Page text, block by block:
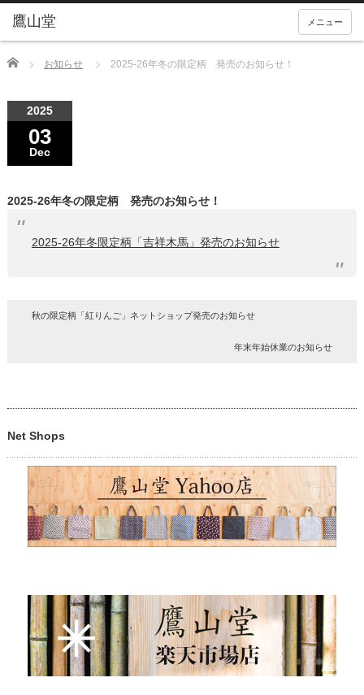
メニュー
Home お知らせ 2025-26年冬の限定柄 発売のお知らせ！
2025
03
Dec
2025-26年冬の限定柄 発売のお知らせ！
2025-26年冬限定柄「吉祥木馬」発売のお知らせ
秋の限定柄「紅りんご」ネットショップ発売のお知らせ
年末年始休業のお知らせ
Net Shops